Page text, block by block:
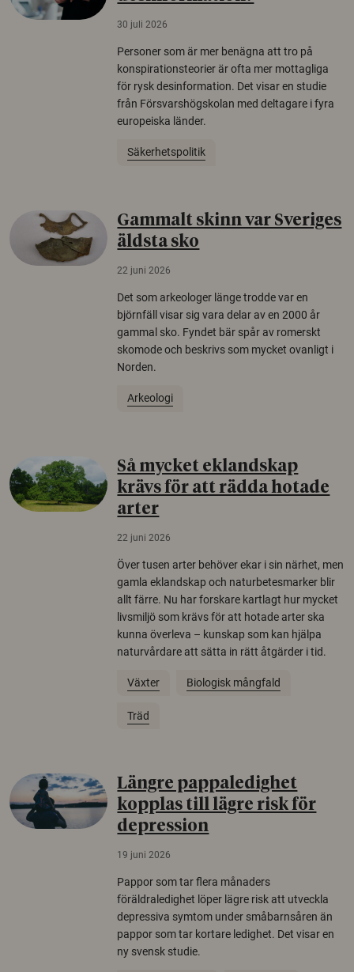
30 juli 2026
Personer som är mer benägna att tro på
konspirationsteorier är ofta mer mottagliga
för rysk desinformation. Det visar en studie
från Försvarshögskolan med deltagare i fyra
europeiska länder.
Säkerhetspolitik
Gammalt skinn var Sveriges
äldsta sko
22 juni 2026
Det som arkeologer länge trodde var en
björnfäll visar sig vara delar av en 2000 år
gammal sko. Fyndet bär spår av romerskt
skomode och beskrivs som mycket ovanligt i
Norden.
Arkeologi
Så mycket eklandskap
krävs för att rädda hotade
arter
22 juni 2026
Över tusen arter behöver ekar i sin närhet, men
gamla eklandskap och naturbetesmarker blir
allt färre. Nu har forskare kartlagt hur mycket
livsmiljö som krävs för att hotade arter ska
kunna överleva – kunskap som kan hjälpa
naturvårdare att sätta in rätt åtgärder i tid.
Växter Biologisk mångfald
Träd
Längre pappaledighet
kopplas till lägre risk för
depression
19 juni 2026
Pappor som tar flera månaders
föräldraledighet löper lägre risk att utveckla
depressiva symtom under småbarnsåren än
pappor som tar kortare ledighet. Det visar en
ny svensk studie.